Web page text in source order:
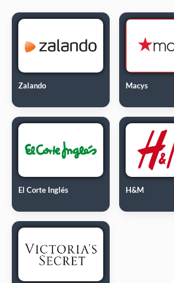
Zalando Macys
El Corte Inglés H&M